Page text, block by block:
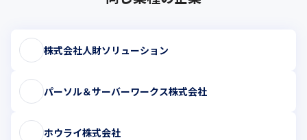
株式会社人財ソリューション
パーソル＆サーバーワークス株式会社
ホウライ株式会社